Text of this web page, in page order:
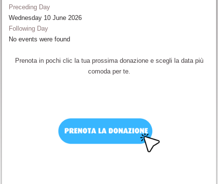
Preceding Day
Wednesday 10 June 2026
Following Day
No events were found
Prenota in pochi clic la tua prossima donazione e scegli la data più
comoda per te.